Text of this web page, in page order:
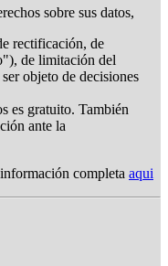
sobre sus datos,
rectificación, de
de limitación del
objeto de decisiones
es gratuito. También
ante la
completa aqui